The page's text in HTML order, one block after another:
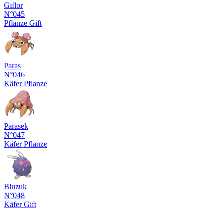
Giflor
N°045
Pflanze Gift
Paras
N°046
KäferPflanze
Parasek
N°047
KäferPflanze
Bluzuk
N°048
KäferGift